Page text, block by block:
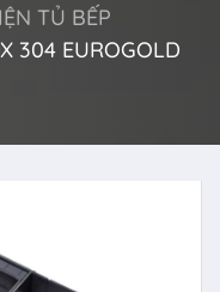
TỦ BẾP
304 EUROGOLD